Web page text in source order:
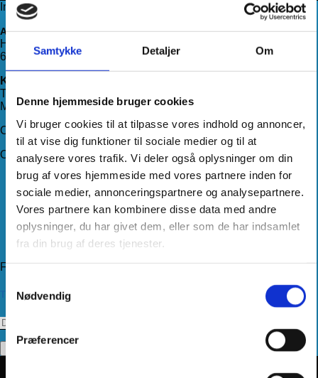
Samtykke Detaljer Om
Denne hjemmeside bruger cookies
Vi bruger cookies til at tilpasse vores indhold og annoncer,
til at vise dig funktioner til sociale medier og til at
analysere vores trafik. Vi deler også oplysninger om din
brug af vores hjemmeside med vores partnere inden for
sociale medier, annonceringspartnere og analysepartnere.
Vores partnere kan kombinere disse data med andre
oplysninger, du har givet dem, eller som de har indsamlet
fra din brug af deres tjenester.
Nødvendig
Præferencer
Information
Adresse
Haderslevvej 78, st.
6200 Aabenraa
Kontakt os
Telefon:
Mail:kundeservice@hjemmeudstyr.dk
CVR: 33994680
Om Hjemmeudstyr
Om os
Handelsbetingelser
Levering
Kundeservice
Returnering
Privatlivspolitik
Følg os
Tilmeld dig vores nyhedsbrev